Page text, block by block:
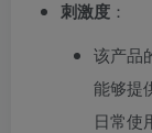
刺激度 ：
该产品
能够提
日常使